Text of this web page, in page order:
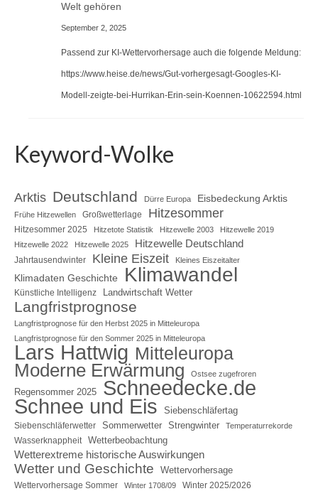
Welt gehören
September 2, 2025
Passend zur KI-Wettervorhersage auch die folgende Meldung:
https://www.heise.de/news/Gut-vorhergesagt-Googles-KI-
Modell-zeigte-bei-Hurrikan-Erin-sein-Koennen-10622594.html
Keyword-Wolke
Arktis Deutschland Dürre Europa Eisbedeckung Arktis
Frühe Hitzewellen Großwetterlage Hitzesommer
Hitzesommer 2025 Hitzetote Statistik Hitzewelle 2003
Hitzewelle 2019
Hitzewelle 2022
Hitzewelle 2025 Hitzewelle Deutschland
Jahrtausendwinter Kleine Eiszeit Kleines Eiszeitalter
Klimadaten Geschichte Klimawandel
Künstliche Intelligenz Landwirtschaft Wetter
Langfristprognose
Langfristprognose für den Herbst 2025 in Mitteleuropa
Langfristprognose für den Sommer 2025 in Mitteleuropa
Lars Hattwig Mitteleuropa
Moderne Erwärmung Ostsee zugefroren
Regensommer 2025 Schneedecke.de
Schnee und Eis Siebenschläfertag
Siebenschläferwetter Sommerwetter Strengwinter Temperaturrekorde
Wasserknappheit Wetterbeobachtung
Wetterextreme historische Auswirkungen
Wetter und Geschichte Wettervorhersage
Wettervorhersage Sommer Winter 1708/09 Winter 2025/2026